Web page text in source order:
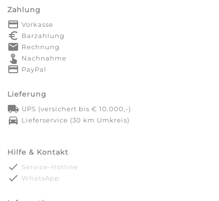
Zahlung
payment Vorkasse
euro_symbol Barzahlung
markunread Rechnung
touch_app Nachnahme
credit_card PayPal
Lieferung
local_shipping UPS (versichert bis € 10.000,-)
directions_car Lieferservice (30 km Umkreis)
Hilfe & Kontakt
done Service-Hotline
done WhatsApp